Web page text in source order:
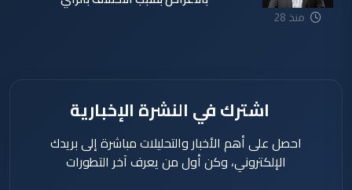
منذ 28
اشترك في النشرة الإخبارية
احصل على أهم الأخبار والتحليلات مباشرة إلى بريدك
الإلكتروني، وكن أول من يعرف آخر التطورات